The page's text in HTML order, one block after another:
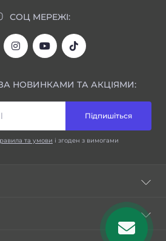
СОЦ МЕРЕЖІ:
НОВИНКАМИ ТА АКЦІЯМИ:
Підпишіться
та умови і згоден з вимогами